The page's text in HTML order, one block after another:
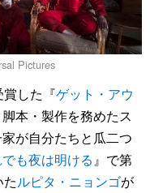
Pictures
した『ゲット・アウ
本・製作を務めたス
が自分たちと瓜二つ
も夜は明ける』で第
ルピタ・ニョンゴが